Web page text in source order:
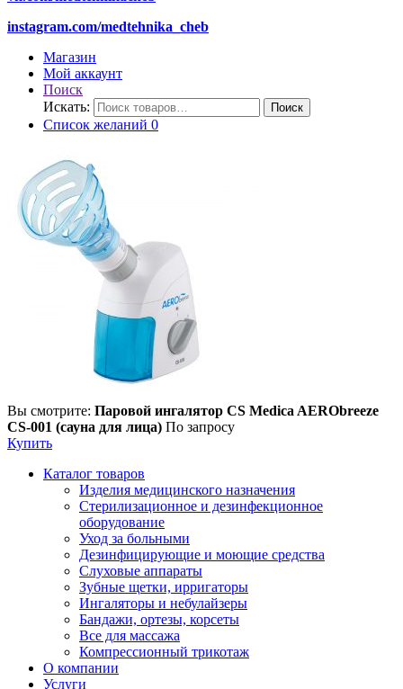
instagram.com/medtehnika_cheb
Магазин
Мой аккаунт
Поиск
Искать:
Поиск
Список желаний 0
Вы смотрите: Паровой ингалятор CS Medica AERObreeze
CS-001 (сауна для лица) По запросу
Купить
Каталог товаров
Изделия медицинского назначения
Стерилизационное и дезинфекционное
оборудование
Уход за больными
Дезинфицирующие и моющие средства
Слуховые аппараты
Зубные щетки, ирригаторы
Ингаляторы и небулайзеры
Бандажи, ортезы, корсеты
Все для массажа
Компрессионный трикотаж
О компании
Услуги